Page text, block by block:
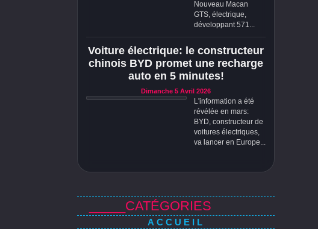
Nouveau Macan
GTS, électrique,
développant 571...
Voiture électrique: le constructeur
chinois BYD promet une recharge
auto en 5 minutes!
Dimanche 5 Avril 2026
L'information a été
révélée en mars:
BYD, constructeur de
voitures électriques,
va lancer en Europe...
_____CATÉGORIES
ACCUEIL